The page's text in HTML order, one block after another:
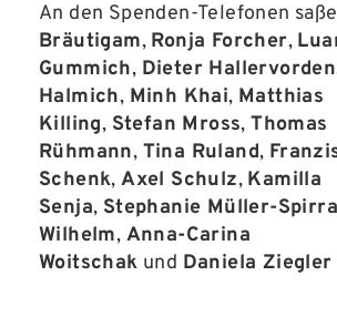
An den Spenden-Telefonen
Bräutigam, Ronja Forcher,
Gummich, Dieter Hallervorden
Halmich, Minh Khai, Matthias
Killing, Stefan Mross,Thomas
Rühmann, Tina Ruland,
Schenk,Axel Schulz, Kamilla
Senja, Stephanie Müller-Spirra
Wilhelm, Anna-Carina
Woitschak und Daniela Ziegler